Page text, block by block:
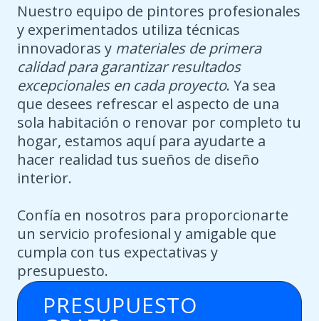
Nuestro equipo de pintores profesionales
y experimentados utiliza técnicas
innovadoras y materiales de primera
calidad para garantizar resultados
excepcionales en cada proyecto. Ya sea
que desees refrescar el aspecto de una
sola habitación o renovar por completo tu
hogar, estamos aquí para ayudarte a
hacer realidad tus sueños de diseño
interior.
Confía en nosotros para proporcionarte
un servicio profesional y amigable que
cumpla con tus expectativas y
presupuesto.
PRESUPUESTO